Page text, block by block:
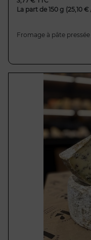
La part de 150 g (25,10 €
Fromage à pâte